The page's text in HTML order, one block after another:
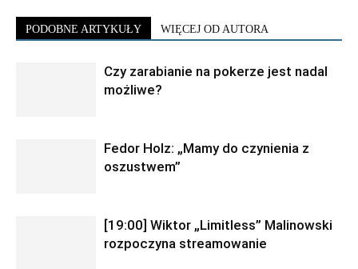
PODOBNE ARTYKUŁY WIĘCEJ OD AUTORA
Czy zarabianie na pokerze jest nadal
możliwe?
Fedor Holz: „Mamy do czynienia z
oszustwem”
[19:00] Wiktor „Limitless” Malinowski
rozpoczyna streamowanie